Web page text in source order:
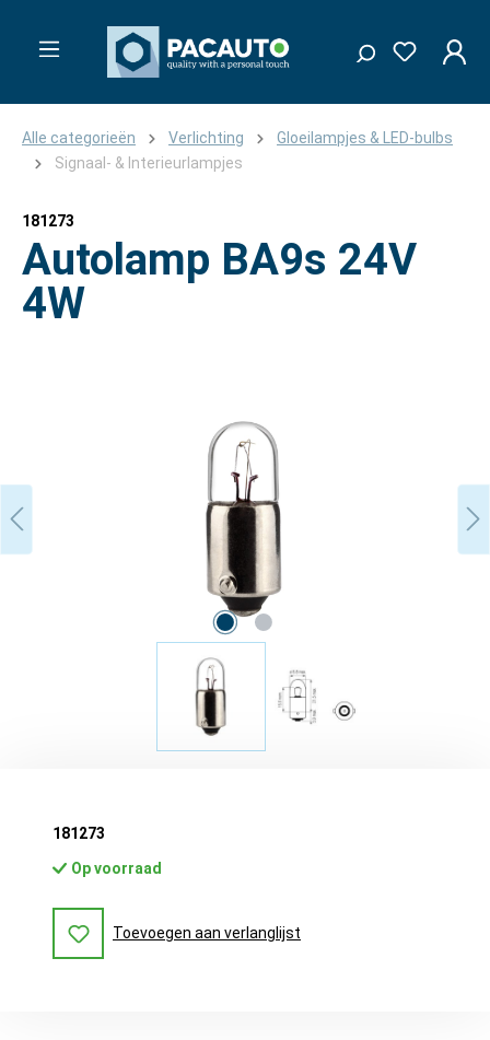
Alle categorieën Verlichting
Gloeilampjes & LED-bulbs
Signaal- & Interieurlampjes
181273
Autolamp BA9s 24V
4W
181273
Op voorraad
Toevoegen aan verlanglijst